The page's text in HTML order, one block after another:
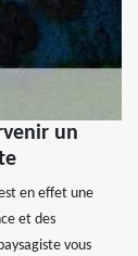
un
en effet une
et des
vous